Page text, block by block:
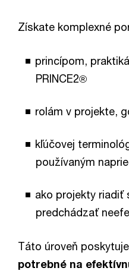
Získate komplexné
princípom,
PRINCE2®
rolám v projekte,
kľúčovej
používaným
ako projekty riadiť
predchádzať
Táto úroveň poskytuje
potrebné na